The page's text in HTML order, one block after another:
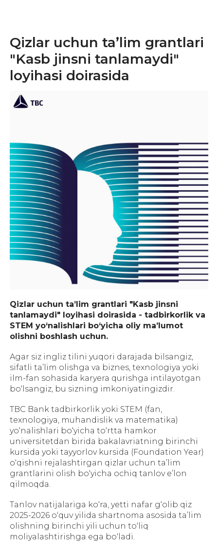
Qizlar uchun ta’lim grantlari
"Kasb jinsni tanlamaydi"
loyihasi doirasida
Qizlar uchun ta’lim grantlari "Kasb jinsni
tanlamaydi" loyihasi doirasida - tadbirkorlik va
STEM yo‘nalishlari bo‘yicha oliy ma’lumot
olishni boshlash uchun.
Agar siz ingliz tilini yuqori darajada bilsangiz,
sifatli ta’lim olishga va biznes, texnologiya yoki
ilm-fan sohasida karyera qurishga intilayotgan
bo‘lsangiz, bu sizning imkoniyatingizdir.
TBC Bank tadbirkorlik yoki STEM (fan,
texnologiya, muhandislik va matematika)
yo‘nalishlari bo‘yicha to‘rtta hamkor
universitetdan birida bakalavriatning birinchi
kursida yoki tayyorlov kursida (Foundation Year)
o‘qishni rejalashtirgan qizlar uchun ta’lim
grantlarini olish bo‘yicha ochiq tanlov e’lon
qilmoqda.
Tanlov natijalariga ko‘ra, yetti nafar g‘olib qiz
2025-2026 o‘quv yilida shartnoma asosida ta’lim
olishning birinchi yili uchun to‘liq
moliyalashtirishga ega bo‘ladi.